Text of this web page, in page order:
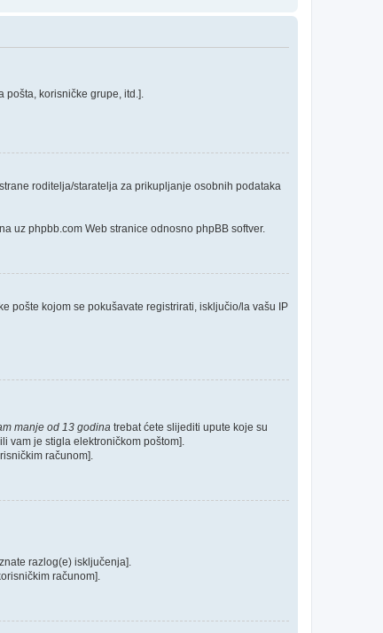
pošta, korisničke grupe, itd.].
roditelja/staratelja za prikupljanje osobnih podataka
uz phpbb.com Web stranice odnosno phpBB softver.
pošte kojom se pokušavate registrirati, isključio/la vašu IP
manje od 13 godina trebat ćete slijediti upute koje su
vam je stigla elektroničkom poštom].
računom].
razlog(e) isključenja].
računom].